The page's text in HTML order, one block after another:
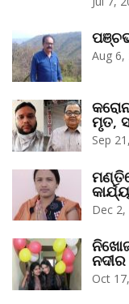
Aug 6,
ମୃତ,
Sep
Dec 2,
Oct